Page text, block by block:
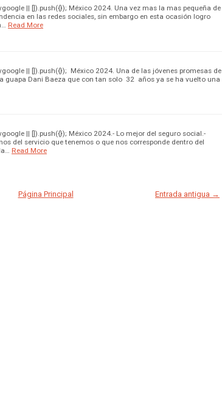
|| []).push({}); México 2024. Una vez mas la mas pequeña de
en las redes sociales, sin embargo en esta ocasión logro
Read More
|| []).push({}); México 2024. Una de las jóvenes promesas de
guapa Dani Baeza que con tan solo 32 años ya se ha vuelto una
|| []).push({}); México 2024.- Lo mejor del seguro social.-
del servicio que tenemos o que nos corresponde dentro del
Read More
Entrada antigua →
Página Principal